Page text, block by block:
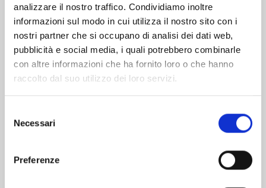
analizzare il nostro traffico. Condividiamo inoltre
informazioni sul modo in cui utilizza il nostro sito con i
nostri partner che si occupano di analisi dei dati web,
pubblicità e social media, i quali potrebbero combinarle
con altre informazioni che ha fornito loro o che hanno
raccolto dal suo utilizzo dei loro servizi.
delNecessari
Preferenze